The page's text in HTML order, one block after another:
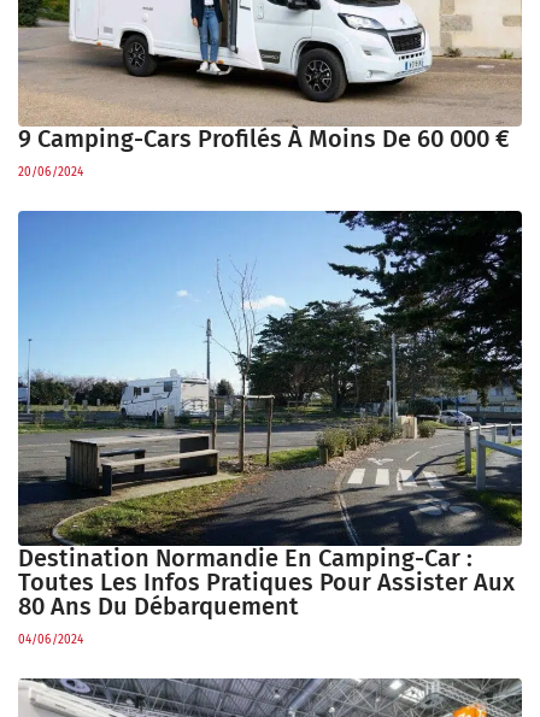
9 Camping-Cars Profilés À Moins De 60 000 €
20/06/2024
Destination Normandie En Camping-Car :
Toutes Les Infos Pratiques Pour Assister Aux
80 Ans Du Débarquement
04/06/2024